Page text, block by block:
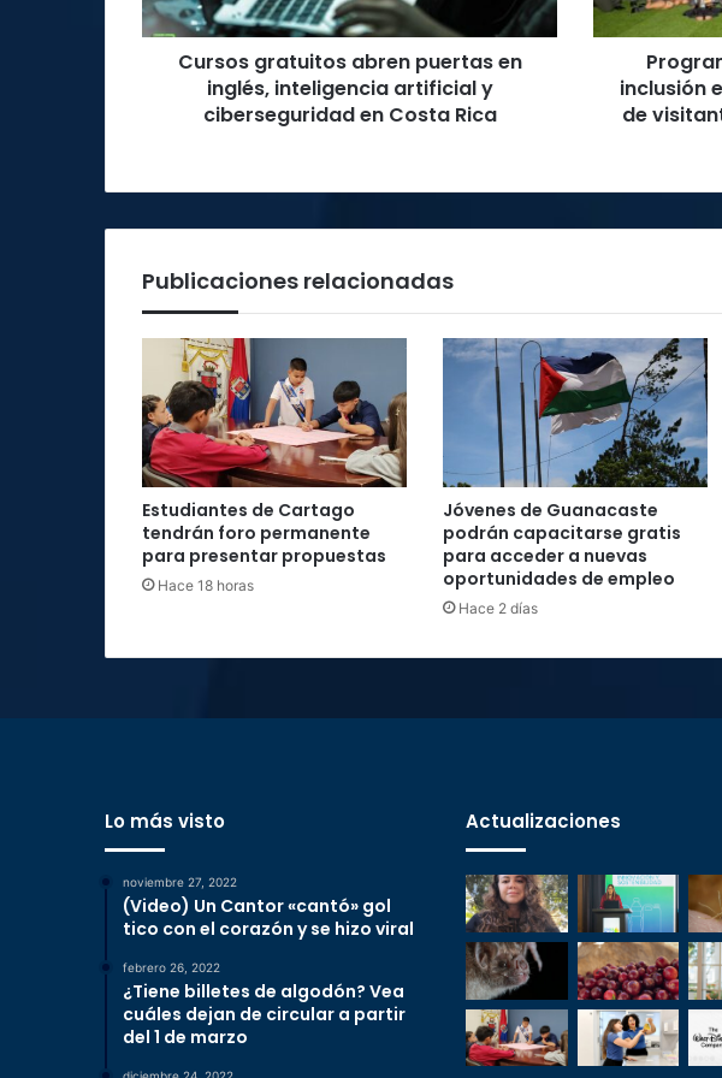
artificial
y
ciberseguridad
Cursos gratuitos abren puertas en
inglés, inteligencia artificial y
ciberseguridad en Costa Rica
Fortuna
con
aporte
en
inclusión
de
Publicaciones relacionadas
Estudiantes de Cartago
tendrán foro permanente
para presentar propuestas
Hace 18 horas
Jóvenes de Guanacaste
podrán capacitarse gratis
para acceder a nuevas
oportunidades de empleo
Hace 2 días
Lo más visto
noviembre 27, 2022
(Video) Un Cantor «cantó» gol
tico con el corazón y se hizo viral
febrero 26, 2022
¿Tiene billetes de algodón? Vea
cuáles dejan de circular a partir
del 1 de marzo
Actualizaciones